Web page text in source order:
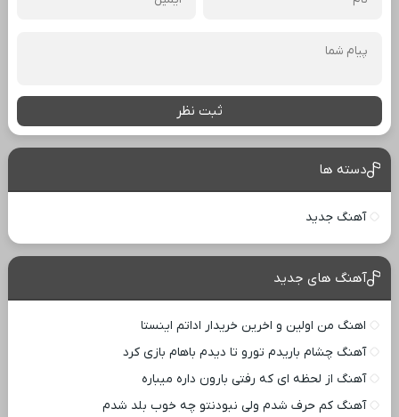
ثبت نظر
دسته ها
آهنگ جدید
آهنگ های جدید
اهنگ من اولین و اخرین خریدار اداتم اینستا
آهنگ چشام باریدم تورو تا دیدم باهام بازی کرد
آهنگ از لحظه ای که رفتی بارون داره میباره
آهنگ کم حرف شدم ولی نبودنتو چه خوب بلد شدم